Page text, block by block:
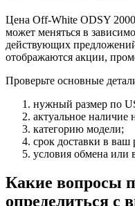
Цена Off-White ODSY 2000
может меняться в
действующих
отображаются акции,
Проверьте основные
нужный размер по
актуальное наличие
категорию модели;
срок доставки в ваш
условия обмена или
Какие вопросы
определиться с